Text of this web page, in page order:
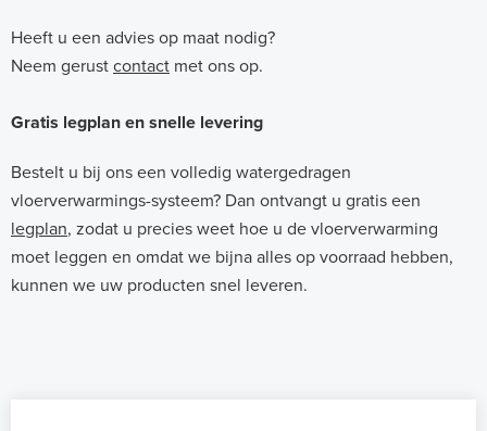
Heeft u een advies op maat nodig?
Neem gerust contact met ons op.
Gratis legplan en snelle levering
Bestelt u bij ons een volledig watergedragen
vloerverwarmings-systeem? Dan ontvangt u gratis een
legplan, zodat u precies weet hoe u de vloerverwarming
moet leggen en omdat we bijna alles op voorraad hebben,
kunnen we uw producten snel leveren.